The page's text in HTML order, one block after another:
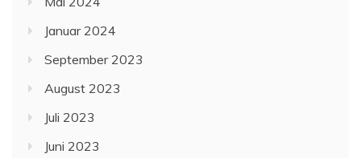
Januar 2024
September 2023
August 2023
Juli 2023
Juni 2023